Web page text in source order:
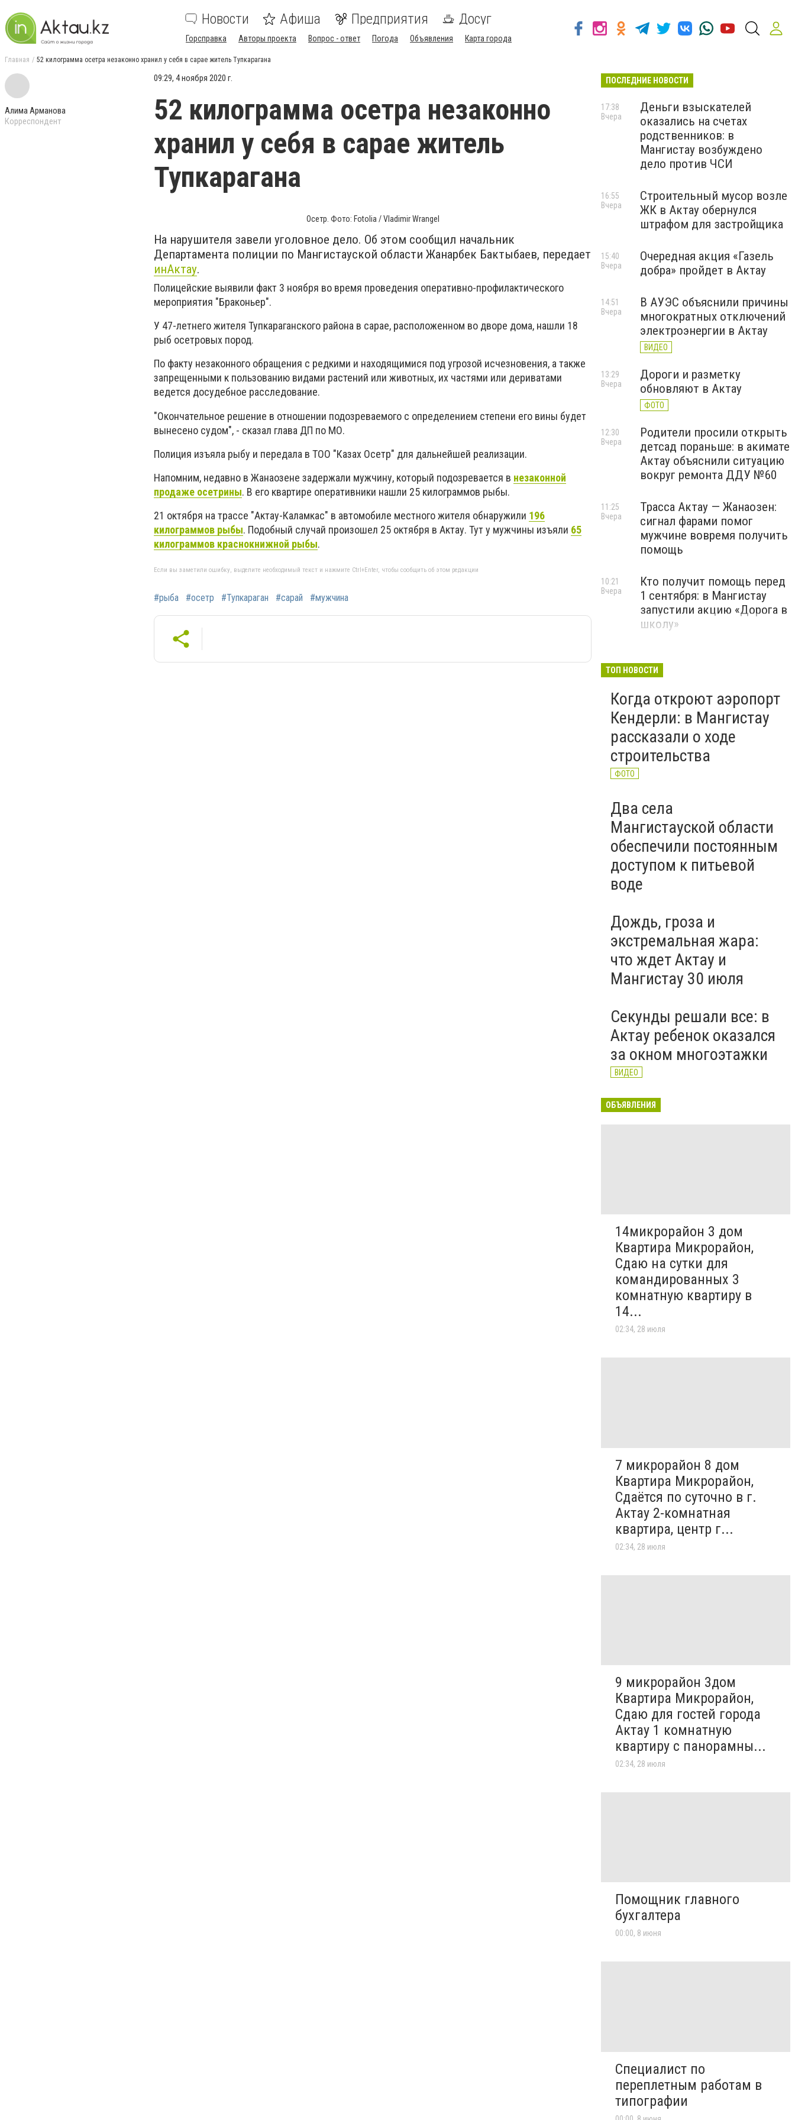
Новости Афиша Предприятия Досуг
Горсправка Авторы проекта Вопрос - ответ Погода Объявления Карта города
Главная 52 килограмма осетра незаконно хранил у себя в сарае житель Тупкарагана
Алима Арманова
Корреспондент
09:29, 4 ноября 2020 г.
52 килограмма осетра незаконно
хранил у себя в сарае житель
Тупкарагана
Осетр. Фото: Fotolia / Vladimir Wrangel
На нарушителя завели уголовное дело. Об этом сообщил начальник
Департамента полиции по Мангистауской области Жанарбек Бактыбаев, передает
инАктау.
Полицейские выявили факт 3 ноября во время проведения оперативно-профилактического
мероприятия "Браконьер".
У 47-летнего жителя Тупкараганского района в сарае, расположенном во дворе дома, нашли 18
рыб осетровых пород.
По факту незаконного обращения с редкими и находящимися под угрозой исчезновения, а также
запрещенными к пользованию видами растений или животных, их частями или дериватами
ведется досудебное расследование.
"Окончательное решение в отношении подозреваемого с определением степени его вины будет
вынесено судом", - сказал глава ДП по МО.
Полиция изъяла рыбу и передала в ТОО "Казах Осетр" для дальнейшей реализации.
Напомним, недавно в Жанаозене задержали мужчину, который подозревается в незаконной
продаже осетрины. В его квартире оперативники нашли 25 килограммов рыбы.
21 октября на трассе "Актау-Каламкас" в автомобиле местного жителя обнаружили 196
килограммов рыбы. Подобный случай произошел 25 октября в Актау. Тут у мужчины изъяли 65
килограммов краснокнижной рыбы.
Если вы заметили ошибку, выделите необходимый текст и нажмите Ctrl+Enter, чтобы сообщить об этом редакции
#рыба #осетр #Тупкараган #сарай #мужчина
ПОСЛЕДНИЕ НОВОСТИ
Деньги взыскателей
оказались на счетах
родственников: в
Мангистау возбуждено
дело против ЧСИ
17:38
Вчера
Строительный мусор возле
ЖК в Актау обернулся
штрафом для застройщика
16:55
Вчера
Очередная акция «Газель
добра» пройдет в Актау
15:40
Вчера
В АУЭС объяснили причины
многократных отключений
электроэнергии в Актау
ВИДЕО
14:51
Вчера
Дороги и разметку
обновляют в Актау
ФОТО
13:29
Вчера
Родители просили открыть
детсад пораньше: в акимате
Актау объяснили ситуацию
вокруг ремонта ДДУ №60
12:30
Вчера
Трасса Актау — Жанаозен:
сигнал фарами помог
мужчине вовремя получить
помощь
11:25
Вчера
Кто получит помощь перед
1 сентября: в Мангистау
запустили акцию «Дорога в
школу»
10:21
Вчера
ТОП НОВОСТИ
Когда откроют аэропорт
Кендерли: в Мангистау
рассказали о ходе
строительства
ФОТО
Два села
Мангистауской области
обеспечили постоянным
доступом к питьевой
воде
Дождь, гроза и
экстремальная жара:
что ждет Актау и
Мангистау 30 июля
Секунды решали все: в
Актау ребенок оказался
за окном многоэтажки
ВИДЕО
ОБЪЯВЛЕНИЯ
14микрорайон 3 дом
Квартира Микрорайон,
Сдаю на сутки для
командированных 3
комнатную квартиру в
14...
02:34, 28 июля
7 микрорайон 8 дом
Квартира Микрорайон,
Сдаётся по суточно в г.
Актау 2-комнатная
квартира, центр г...
02:34, 28 июля
9 микрорайон 3дом
Квартира Микрорайон,
Сдаю для гостей города
Актау 1 комнатную
квартиру с панорамны...
02:34, 28 июля
Помощник главного
бухгалтера
00:00, 8 июня
Специалист по
переплетным работам в
типографии